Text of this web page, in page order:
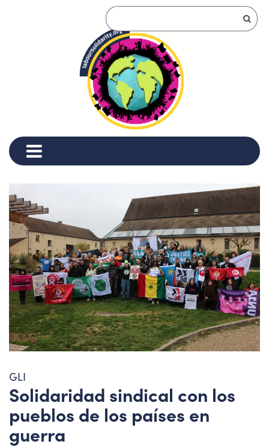
GLI
Solidaridad sindical con los
pueblos de los países en
guerra